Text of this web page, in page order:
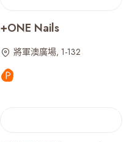
+ONE Nails
將軍澳廣場, 1-132